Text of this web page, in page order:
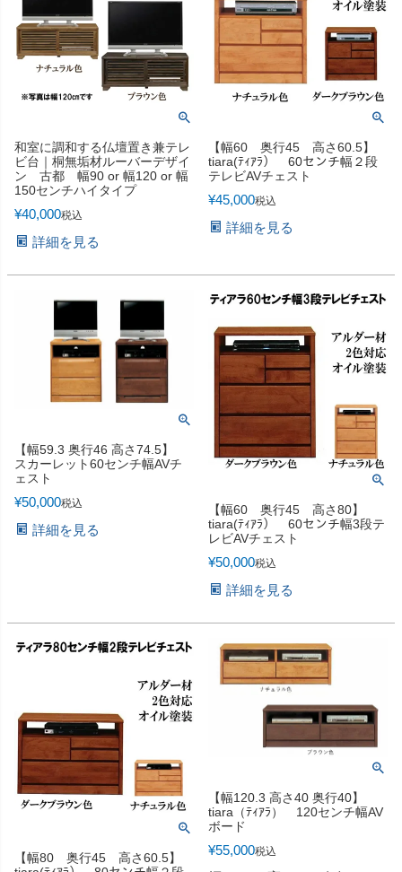
和室に調和する仏壇置き兼テレ
ビ台｜桐無垢材ルーバーデザイ
ン 古都 幅90 or 幅120 or 幅
150センチハイタイプ
¥40,000税込
詳細を見る
【幅60 奥行45 高さ60.5】
tiara(ﾃｨｱﾗ） 60センチ幅２段
テレビAVチェスト
¥45,000税込
詳細を見る
【幅59.3 奥行46 高さ74.5】
スカーレット60センチ幅AVチ
ェスト
¥50,000税込
詳細を見る
【幅60 奥行45 高さ80】
tiara(ﾃｨｱﾗ） 60センチ幅3段テ
レビAVチェスト
¥50,000税込
詳細を見る
【幅80 奥行45 高さ60.5】
【幅120.3 高さ40 奥行40】
tiara（ﾃｨｱﾗ） 120センチ幅AV
ボード
¥55,000税込